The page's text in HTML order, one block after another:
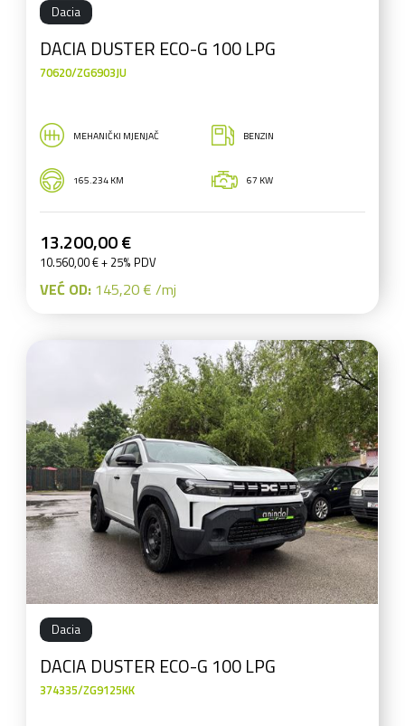
Dacia
DACIA DUSTER ECO-G 100 LPG
70620/ZG6903JU
MEHANIČKI MJENJAČ BENZIN
165.234 KM 67 KW
13.200,00 €
10.560,00 € + 25% PDV
VEĆ OD: 145,20 € /mj
Dacia
DACIA DUSTER ECO-G 100 LPG
374335/ZG9125KK